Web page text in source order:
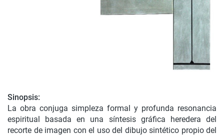
Sinopsis:
La obra conjuga simpleza formal y profunda resonancia
espiritual basada en una síntesis gráfica heredera del
recorte de imagen con el uso del dibujo sintético propio del